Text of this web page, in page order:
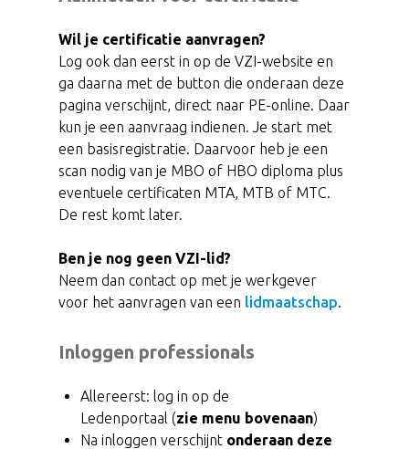
Wil je certificatie aanvragen?
Log ook dan eerst in op de VZI-website en
ga daarna met de button die onderaan deze
pagina verschijnt, direct naar PE-online. Daar
kun je een aanvraag indienen. Je start met
een basisregistratie. Daarvoor heb je een
scan nodig van je MBO of HBO diploma plus
eventuele certificaten MTA, MTB of MTC.
De rest komt later.
Ben je nog geen VZI-lid?
Neem dan contact op met je werkgever
voor het aanvragen van een lidmaatschap.
Inloggen professionals
Allereerst: log in op de
Ledenportaal (zie menu bovenaan)
Na inloggen verschijnt onderaan deze